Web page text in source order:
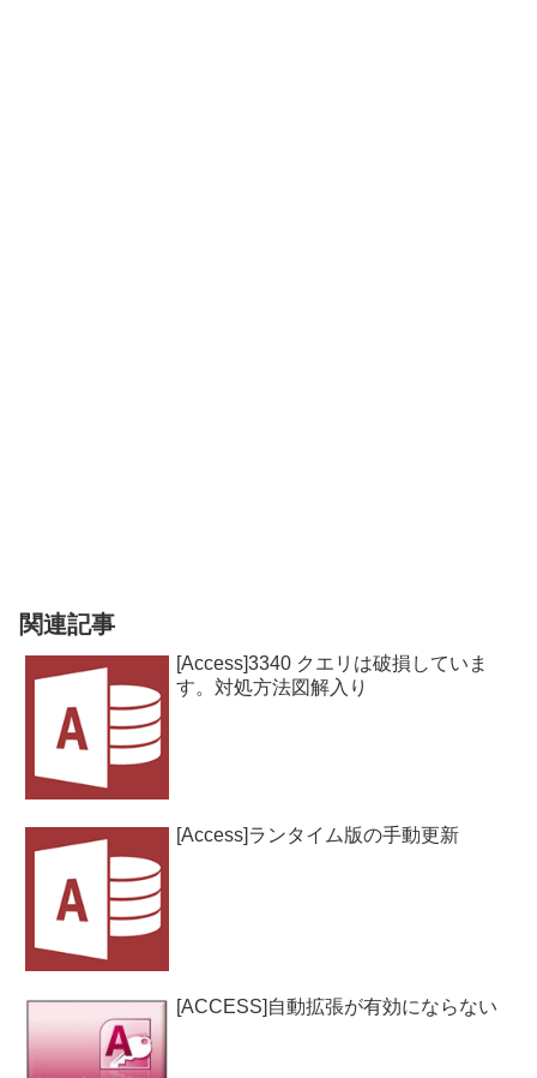
関連記事
[Access]3340 クエリは破損していま
す。対処方法図解入り
[Access]ランタイム版の手動更新
[ACCESS]自動拡張が有効にならない